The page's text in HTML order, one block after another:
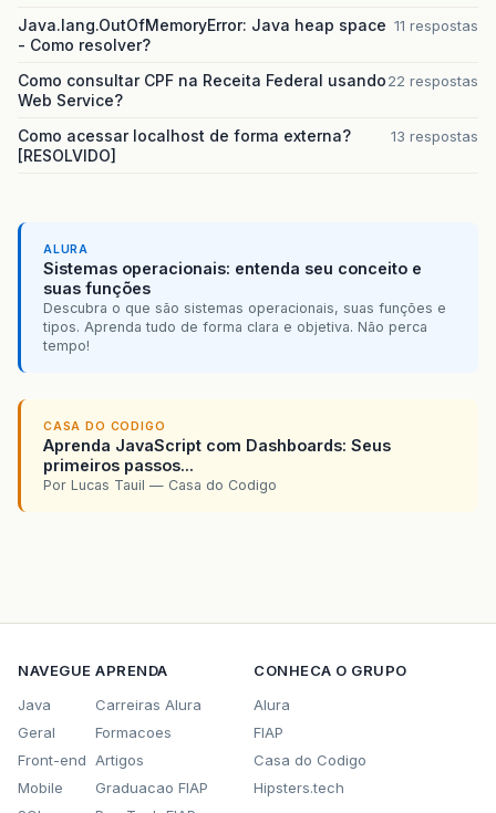
Java.lang.OutOfMemoryError: Java heap space
- Como resolver?
11 respostas
Como consultar CPF na Receita Federal usando
Web Service?
22 respostas
Como acessar localhost de forma externa?
[RESOLVIDO]
13 respostas
ALURA
Sistemas operacionais: entenda seu conceito e
suas funções
Descubra o que são sistemas operacionais, suas funções e
tipos. Aprenda tudo de forma clara e objetiva. Não perca
tempo!
CASA DO CODIGO
Aprenda JavaScript com Dashboards: Seus
primeiros passos...
Por Lucas Tauil — Casa do Codigo
NAVEGUE
Java
Geral
Front-end
Mobile
APRENDA
Carreiras Alura
Formacoes
Artigos
Graduacao FIAP
CONHECA O GRUPO
Alura
FIAP
Casa do Codigo
Hipsters.tech